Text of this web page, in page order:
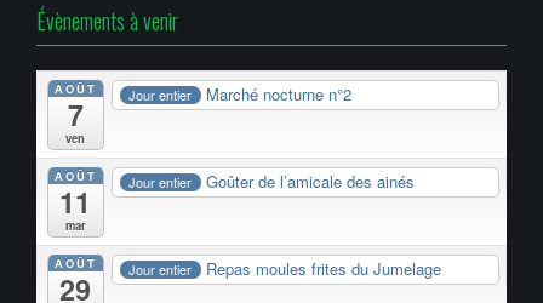
Évènements à venir
AOÛT
7
ven
Jour entier Marché nocturne n°2
AOÛT
11
mar
Jour entier Goûter de l’amicale des ainés
AOÛT
29
Jour entier Repas moules frites du Jumelage